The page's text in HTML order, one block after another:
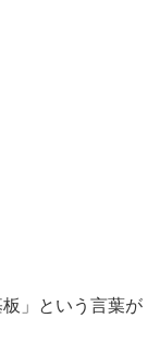
」という言葉が